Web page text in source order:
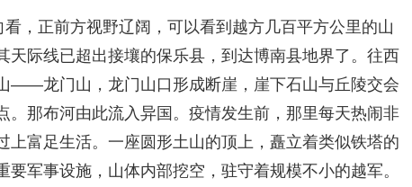
，正前方视野辽阔，可以看到越方几百平方公里的山
天际线已超出接壤的保乐县，到达博南县地界了。往西
——龙门山，龙门山口形成断崖，崖下石山与丘陵交会
。那布河由此流入异国。疫情发生前，那里每天热闹非
上富足生活。一座圆形土山的顶上，矗立着类似铁塔的
要军事设施，山体内部挖空，驻守着规模不小的越军。